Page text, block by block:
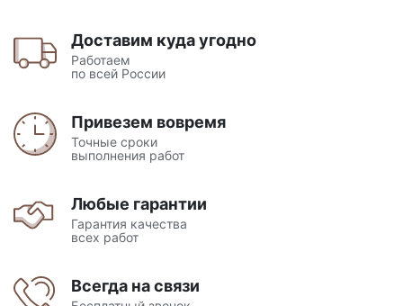
Доставим куда угодно
Работаем
по всей России
Привезем вовремя
Точные сроки
выполнения работ
Любые гарантии
Гарантия качества
всех работ
Всегда на связи